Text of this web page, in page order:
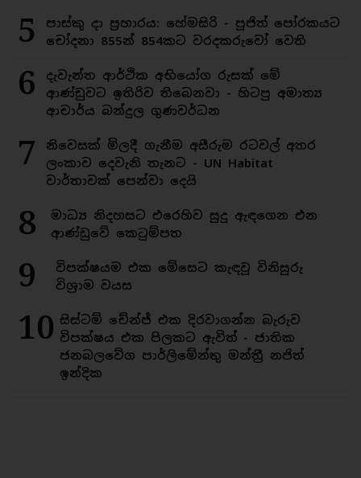
5
පාස්කු දා ප්‍රහාරය: හේමසිරි - පූජිත් පෝරකයට
චෝදනා 855න් 854කට වරදකරුවෝ වෙති
6
දැවැන්ත ආර්ථික අභියෝග රුසක් මේ
ආණ්ඩුවට ඉතිරිව තිබෙනවා - හිටපු අමාත්‍ය
ආචාර්ය බන්දුල ගුණවර්ධන
7
නිවෙසක් මිලදී ගැනීම අසීරුම රටවල් අතර
ලංකාව දෙවැනි තැනට - UN Habitat
වාර්තාවක් පෙන්වා දෙයි
8
මාධ්‍ය නිදහසට එරෙහිව සුදු ඇඳගෙන එන
ආණ්ඩුවේ කෙටුම්පත
9
විපක්ෂයම එක මේසෙට කැඳවූ විනිසුරු
විශ්‍රාම වයස
10 සිස්ටම් චේන්ජ් එක දිරවාගන්න බැරුව
විපක්ෂය එක පිලකට ඇවිත් - ජාතික
ජනබලවේග පාර්ලිමේන්තු මන්ත්‍රී නජිත්
ඉන්දික